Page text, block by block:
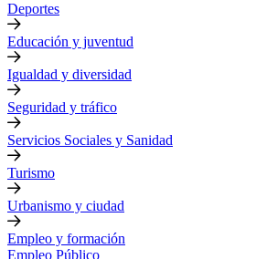
Deportes
Educación y juventud
Igualdad y diversidad
Seguridad y tráfico
Servicios Sociales y Sanidad
Turismo
Urbanismo y ciudad
Empleo y formación
Empleo Público